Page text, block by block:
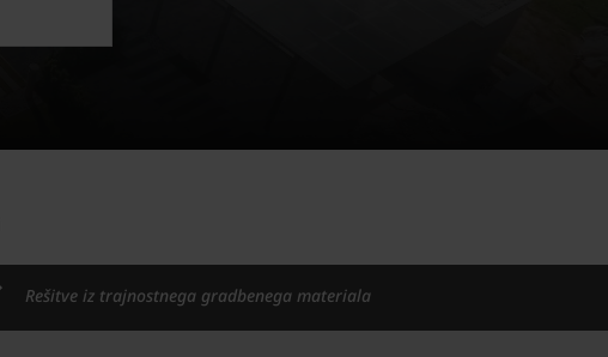
Rešitve iz trajnostnega gradbenega materiala